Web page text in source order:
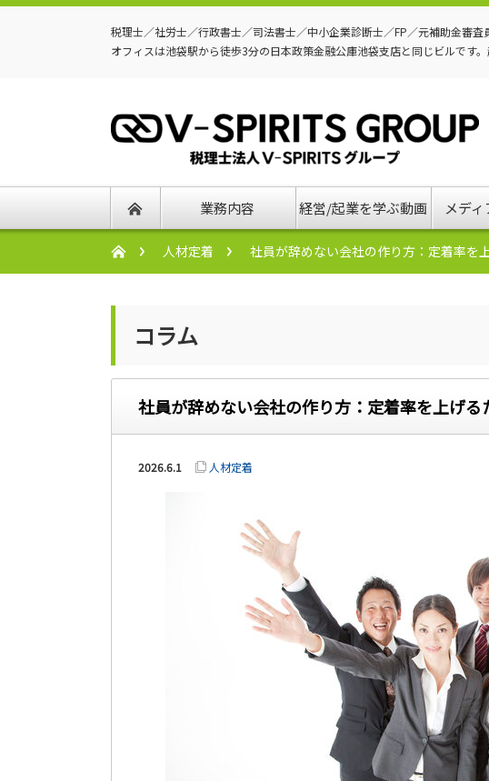
税理士／社労士／行政書士／司法書士／中小企業診断士／FP／元補助金審
オフィスは池袋駅から徒歩3分の日本政策金融公庫池袋支店と同じビルです
業務内容 経営/起業を学ぶ動画 メデ
人材定着 社員が辞めない会社の作り方：定着率を
コラム
社員が辞めない会社の作り方：定着率を上げる
2026.6.1 人材定着